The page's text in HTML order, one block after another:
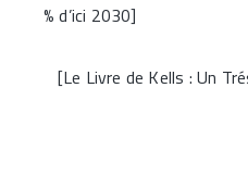
% d’ici 2030]
[Le Livre de Kells : Un